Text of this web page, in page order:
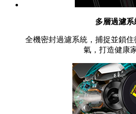
多層過濾系
全機密封過濾系統，捕捉並鎖
氣，打造健康